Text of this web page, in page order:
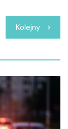
Kolejny